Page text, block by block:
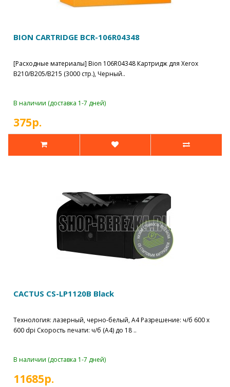
BION CARTRIDGE BCR-106R04348
[Расходные материалы] Bion 106R04348 Картридж для Xerox
B210/B205/B215 (3000 стр.), Черный..
В наличии (доставка 1-7 дней)
375р.
CACTUS CS-LP1120B Black
Технология: лазерный, черно-белый, A4 Разрешение: ч/б 600 x
600 dpi Скорость печати: ч/б (A4) до 18 ..
В наличии (доставка 1-7 дней)
11685р.